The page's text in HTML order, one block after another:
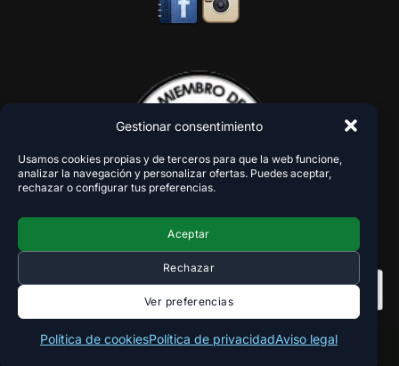
Gestionar consentimiento
Usamos cookies propias y de terceros para que la web funcione,
analizar la navegación y personalizar ofertas. Puedes aceptar,
rechazar o configurar tus preferencias.
Aceptar
Rechazar
Ver preferencias
Política de cookiesPolítica de privacidadAviso legal
Copyright 2018-2026 - VaperZone ®